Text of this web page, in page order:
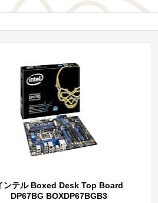
ンテル Boxed Desk Top Board
DP67BG BOXDP67BGB3